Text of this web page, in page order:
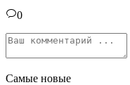
0
Самые новые